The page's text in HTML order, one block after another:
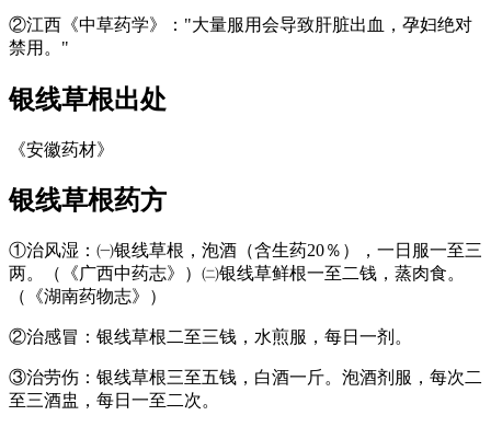
②江西《中草药学》："大量服用会导致肝脏出血，孕妇绝对
禁用。"
银线草根出处
《安徽药材》
银线草根药方
①治风湿：㈠银线草根，泡酒（含生药20％），一日服一至三
两。（《广西中药志》）㈡银线草鲜根一至二钱，蒸肉食。
（《湖南药物志》）
②治感冒：银线草根二至三钱，水煎服，每日一剂。
③治劳伤：银线草根三至五钱，白酒一斤。泡酒剂服，每次二
至三酒盅，每日一至二次。